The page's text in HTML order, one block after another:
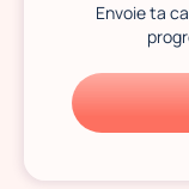
Envoie ta